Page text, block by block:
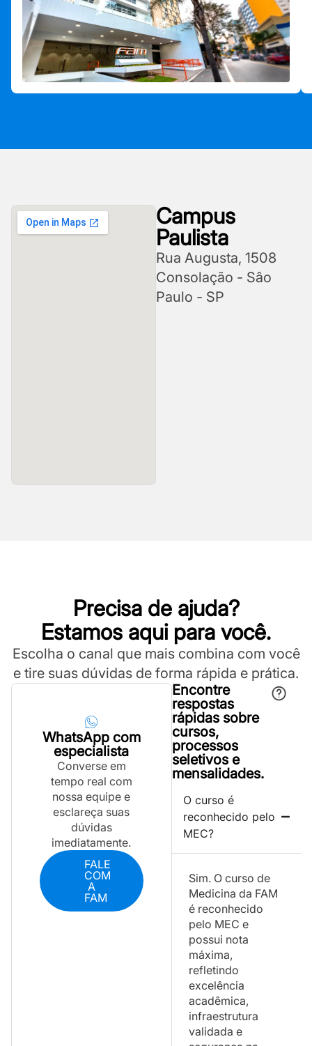
Campus
Paulista
Rua Augusta, 1508
Consolação - Sâo
Paulo - SP
Precisa de ajuda?
Estamos aqui para você.
Escolha o canal que mais combina com você
e tire suas dúvidas de forma rápida e prática.
WhatsApp com
especialista
Converse em
tempo real com
nossa equipe e
esclareça suas
dúvidas
imediatamente.
FALE
COM
A
FAM
Encontre
respostas
rápidas sobre
cursos,
processos
seletivos e
mensalidades.
O curso é
reconhecido pelo
MEC?
Sim. O curso de
Medicina da FAM
é reconhecido
pelo MEC e
possui nota
máxima,
refletindo
excelência
acadêmica,
infraestrutura
validada e